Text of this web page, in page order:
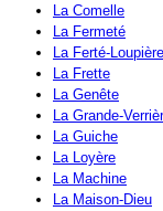
La Comelle
La Fermeté
La Ferté-Loupière
La Frette
La Genête
La Grande-
La Guiche
La Loyère
La Machine
La Maison-Dieu